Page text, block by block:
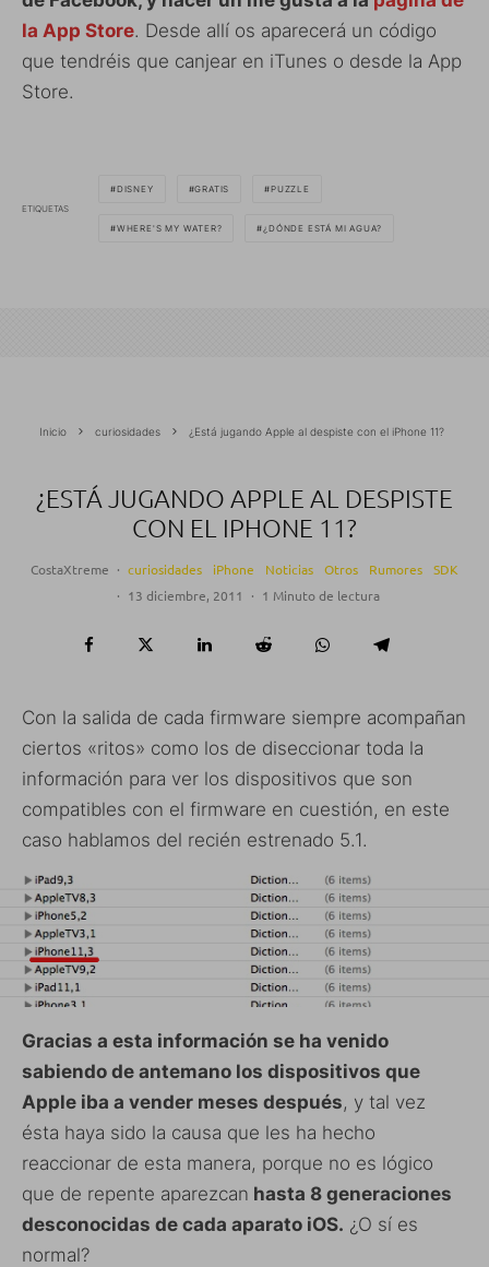
la App Store. Desde allí os aparecerá un código
que tendréis que canjear en iTunes o desde la App
Store.
ETIQUETAS
DISNEY GRATIS PUZZLE
WHERE'S MY WATER? ¿DÓNDE ESTÁ MI AGUA?
Inicio curiosidades ¿Está jugando Apple al despiste con el iPhone 11?
¿ESTÁ JUGANDO APPLE AL DESPISTE
CON EL IPHONE 11?
CostaXtreme · curiosidades iPhone Noticias Otros Rumores
SDK
· 13 diciembre, 2011 · 1 Minuto de lectura
Con la salida de cada firmware siempre acompañan
ciertos «ritos» como los de diseccionar toda la
información para ver los dispositivos que son
compatibles con el firmware en cuestión, en este
caso hablamos del recién estrenado 5.1.
Gracias a esta información se ha venido
sabiendo de antemano los dispositivos que
Apple iba a vender meses después, y tal vez
ésta haya sido la causa que les ha hecho
reaccionar de esta manera, porque no es lógico
que de repente aparezcan hasta 8 generaciones
desconocidas de cada aparato iOS. ¿O sí es
normal?